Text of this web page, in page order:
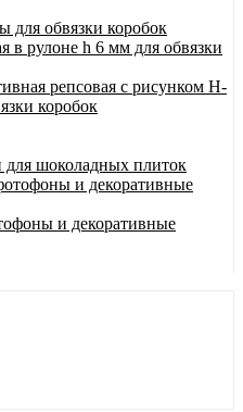
для обвязки коробок
в рулоне h 6 мм для обвязки
репсовая с рисунком H-
коробок
для шоколадных плиток
и декоративные